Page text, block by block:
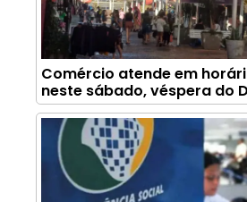
Comércio atende em
neste sábado, véspera do